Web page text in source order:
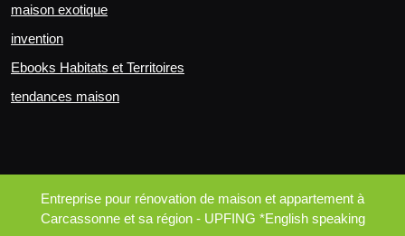
maison exotique
invention
Ebooks Habitats et Territoires
tendances maison
Entreprise pour rénovation de maison et appartement à
Carcassonne et sa région - UPFING *English speaking